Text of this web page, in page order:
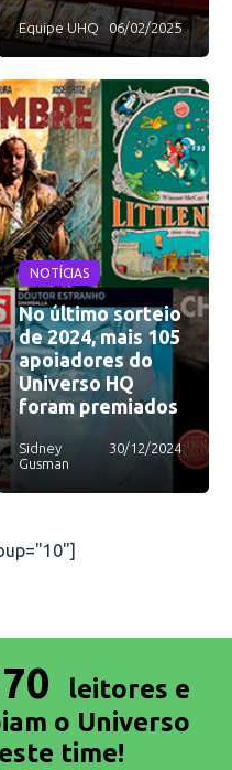
Equipe UHQ 06/02/2025
NOTÍCIAS
No último sorteio
de 2024, mais 105
apoiadores do
Universo HQ
foram premiados
Sidney
Gusman
30/12/2024
leitores e
o Universo
time!